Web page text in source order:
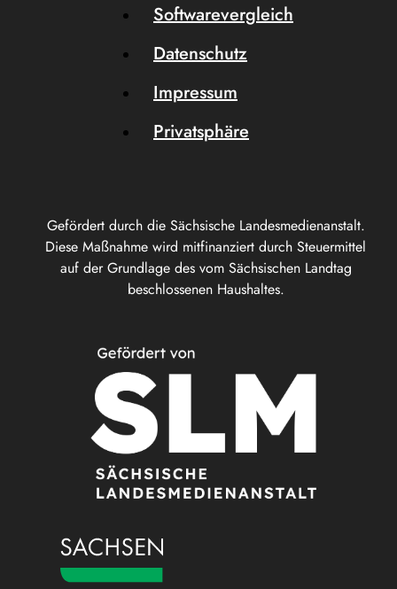
Gefördert durch die Sächsische Landesmedienanstalt.
Diese Maßnahme wird mitfinanziert durch Steuermittel
auf der Grundlage des vom Sächsischen Landtag
beschlossenen Haushaltes.
Softwarevergleich
Datenschutz
Impressum
Privatsphäre